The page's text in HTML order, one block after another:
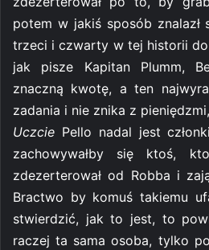
potem w jakiś sposób znalazł
trzeci i czwarty w tej historii
jak pisze Kapitan Plumm,
znaczną kwotę, a ten
zadania i nie znika z
Uczcie Pello nadal jest
zachowywałby się ktoś,
zdezerterował od Robba i
Bractwo by komuś takiemu
stwierdzić, jak to jest, to
raczej ta sama osoba, tylko